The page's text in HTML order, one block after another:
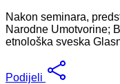
Nakon seminara,
Narodne Umotvorine;
etnološka sveska
Podijeli